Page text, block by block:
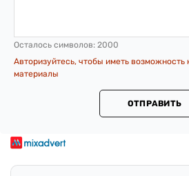
Осталось символов: 2000
Авторизуйтесь, чтобы иметь возможность
материалы
ОТПРАВИТЬ